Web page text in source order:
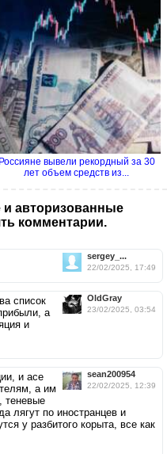
Россияне вывели рекордный за 30
лет объем средств из...
и авторизованные
комментарии.
sergey_...
22/02/2025, 17:49
OldGray
23/02/2025, 03:54
список
а
и
sean200954
22/02/2025, 12:39
и асе
а им
теневые
лягут по иностранцев и
у разбитого корыта, все как